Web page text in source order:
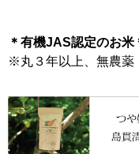
＊有機JAS認定のお米
※丸３年以上、無農薬